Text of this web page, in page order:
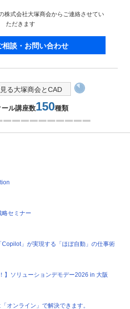
株式会社大塚商会からご連絡させてい
ただきます
相談・お問い合わせ
る大塚商会とCAD
ル講座数150種類
略セミナー
Copilot」が実現する「ほぼ自動」の仕事術
】ソリューションデモデー2026 in 大阪
オンライン」で解決できます。